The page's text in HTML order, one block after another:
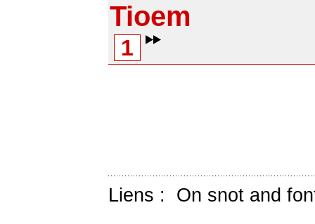
Tioem
1
Liens : On snot and